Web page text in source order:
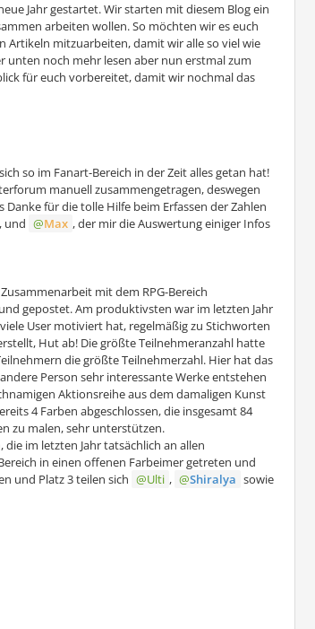
Jahr gestartet. Wir starten mit diesem Blog ein
arbeiten wollen. So möchten wir es euch
Artikeln mitzuarbeiten, damit wir alle so viel wie
noch mehr lesen aber nun erstmal zum
für euch vorbereitet, damit wir nochmal das
so im Fanart-Bereich in der Zeit alles getan hat!
manuell zusammengetragen, deswegen
für die tolle Hilfe beim Erfassen der Zahlen
und Max , der mir die Auswertung einiger Infos
mit dem RPG-Bereich
gepostet. Am produktivsten war im letzten Jahr
User motiviert hat, regelmäßig zu Stichworten
Hut ab! Die größte Teilnehmeranzahl hatte
die größte Teilnehmerzahl. Hier hat das
Person sehr interessante Werke entstehen
Aktionsreihe aus dem damaligen Kunst
4 Farben abgeschlossen, die insgesamt 84
zu malen, sehr unterstützen.
im letzten Jahr tatsächlich an allen
in einen offenen Farbeimer getreten und
und Platz 3 teilen sich Ulti , Shiralya sowie